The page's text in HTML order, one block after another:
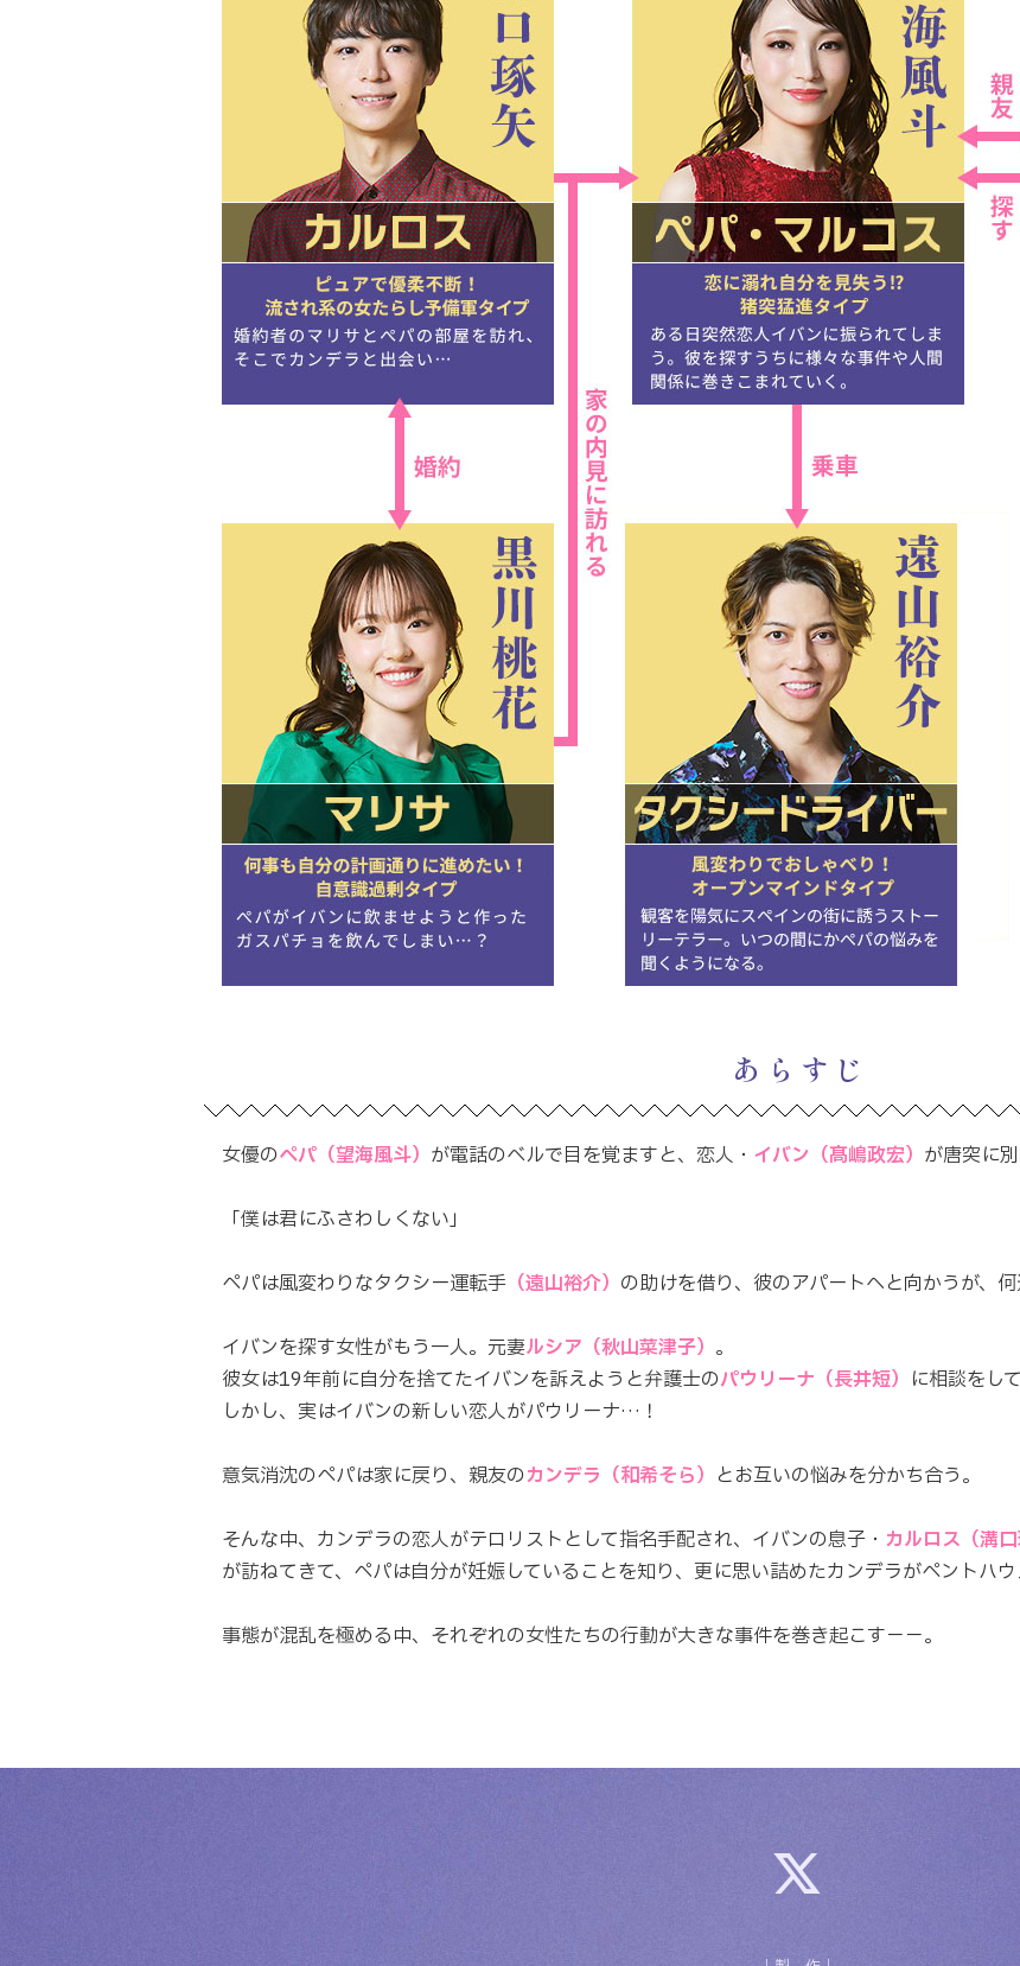
あらすじ
女優のペパ（望海風斗） が電話のベルで目を覚ますと、恋人・ イバン（髙嶋政宏） が唐突に
「僕は君にふさわしくない」
ペパは風変わりなタクシー運転手 （遠山裕介） の助けを借り、彼のアパートへと向かうが、
イバンを探す女性がもう一人。元妻ルシア（秋山菜津子） 。
彼女は19年前に自分を捨てたイバンを訴えようと弁護士のパウリーナ（長井短） に相談をし
しかし、実はイバンの新しい恋人がパウリーナ…！
意気消沈のペパは家に戻り、親友のカンデラ（和希そら） とお互いの悩みを分かち合う。
そんな中、カンデラの恋人がテロリストとして指名手配され、イバンの息子・ カルロス（溝口
が訪ねてきて、ペパは自分が妊娠していることを知り、更に思い詰めたカンデラがペントハ
事態が混乱を極める中、それぞれの女性たちの行動が大きな事件を巻き起こす−−。